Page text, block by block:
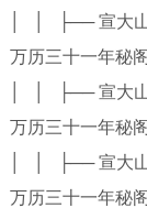
│ │ ├── 宣大山
万历三十一年秘
│ │ ├── 宣大山
万历三十一年秘
│ │ ├── 宣大山
万历三十一年秘